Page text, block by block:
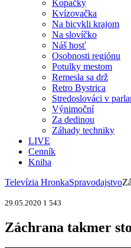
Kopačky
Kvízovačka
Na bicykli krajom
Na slovíčko
Náš hosť
Osobnosti regiónu
Potulky mestom
Remesla sa drž
Retro Bystrica
Stredoslováci v
Výnimoční
Za dedinou
Záhady techniky
LIVE
Cenník
Kniha
Televízia HronkaSpravodajstvo
29.05.2020 1 543
Záchrana takmer